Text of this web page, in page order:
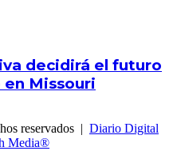
decidirá el futuro
Missouri
reservados | Diario Digital
Media®